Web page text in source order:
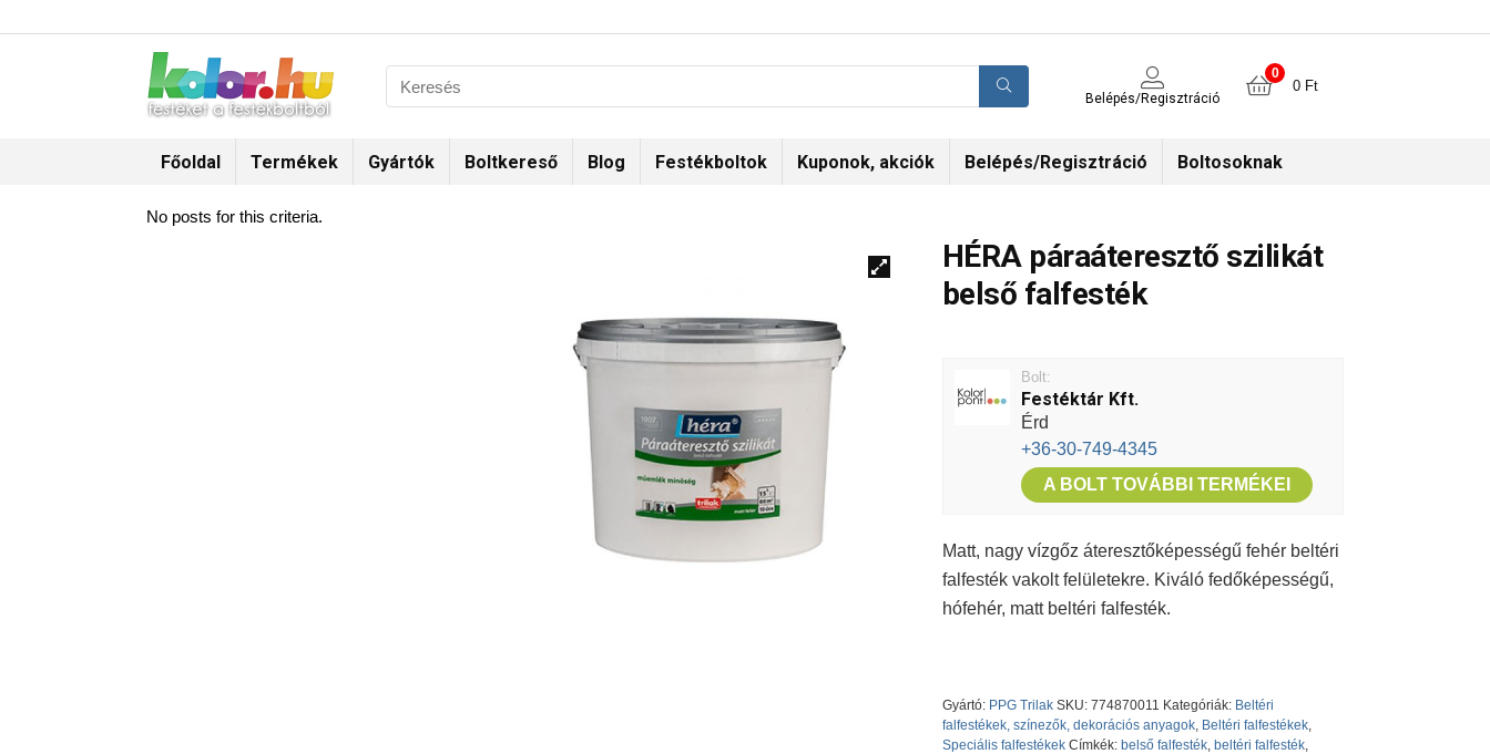
Belépés/Regisztráció
0
0 Ft
Főoldal Termékek Gyártók Boltkereső Blog Festékboltok Kuponok, akciók Belépés/Regisztráció Boltosoknak
HÉRA páraáteresztő szilikát
belső falfesték
Bolt:
Festéktár Kft.
Érd
+36-30-749-4345
A BOLT TOVÁBBI TERMÉKEI
Matt, nagy vízgőz áteresztőképességű fehér beltéri
falfesték vakolt felületekre. Kiváló fedőképességű,
hófehér, matt beltéri falfesték.
Gyártó: PPG Trilak SKU: 774870011 Kategóriák: Beltéri
falfestékek, színezők, dekorációs anyagok, Beltéri falfestékek,
Speciális falfestékek Címkék: belső falfesték, beltéri falfesték,
No posts for this criteria.